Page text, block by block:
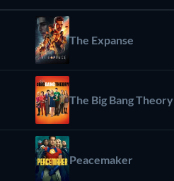
The Expanse
The Big Bang Theory
Peacemaker